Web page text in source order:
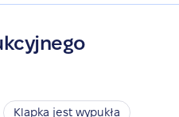
Klapka jest wypukła